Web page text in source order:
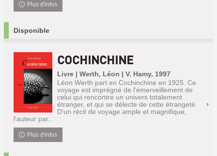
Plus d'infos
Disponible
COCHINCHINE
Livre | Werth, Léon | V. Hamy, 1997
Léon Werth part en Cochinchine en 1925. Ce
voyage est imprégné de l'émerveillement de
celui qui rencontre un univers totalement
étranger, et qui se délecte de cette étrangeté.
D'un récit de voyage ample et magnifique,
l'auteur par...
Plus d'infos